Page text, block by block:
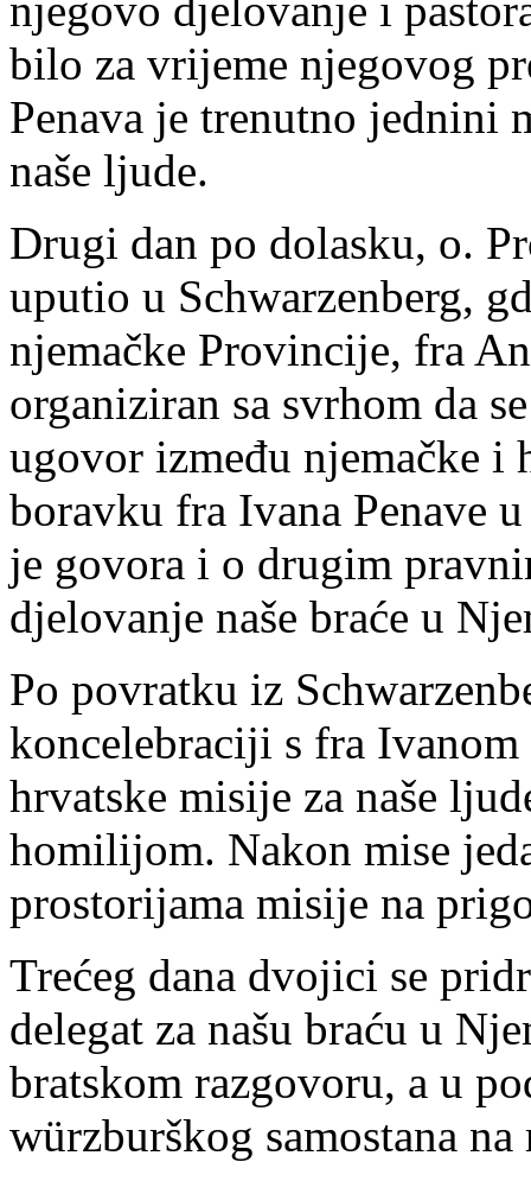
njegovo djelovanje i
bilo za vrijeme njegovog
Penava je trenutno jednini
naše ljude.
Drugi dan po dolasku, o.
uputio u Schwarzenberg,
njemačke Provincije, fra
organiziran sa svrhom da
ugovor između njemačke i
boravku fra Ivana Penave
je govora i o drugim
djelovanje naše braće u
Po povratku iz
koncelebraciji s fra
hrvatske misije za naše
homilijom. Nakon mise
prostorijama misije na
Trećeg dana dvojici se
delegat za našu braću u
bratskom razgovoru, a u
würzburškog samostana